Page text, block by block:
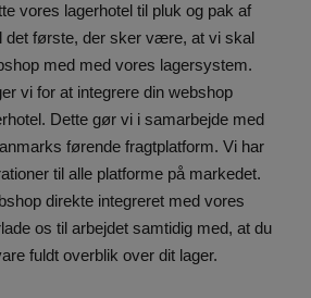
vores lagerhotel til pluk og pak af
det første, der sker være, at vi skal
med med vores lagersystem.
vi for at integrere din webshop
Dette gør vi i samarbejde med
førende fragtplatform. Vi har
til alle platforme på markedet.
direkte integreret med vores
os til arbejdet samtidig med, at du
fuldt overblik over dit lager.